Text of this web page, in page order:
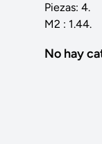
Piezas: 4.
M2 : 1.44.
No hay